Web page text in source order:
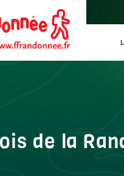
de la